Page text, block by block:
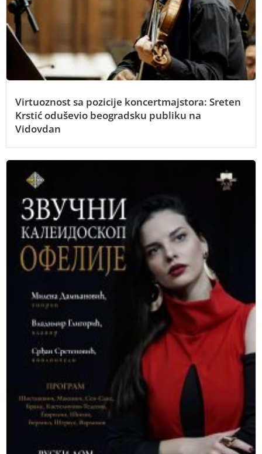
Virtuoznost sa pozicije koncertmajstora: Sreten
Krstić oduševio beogradsku publiku na
Vidovdan